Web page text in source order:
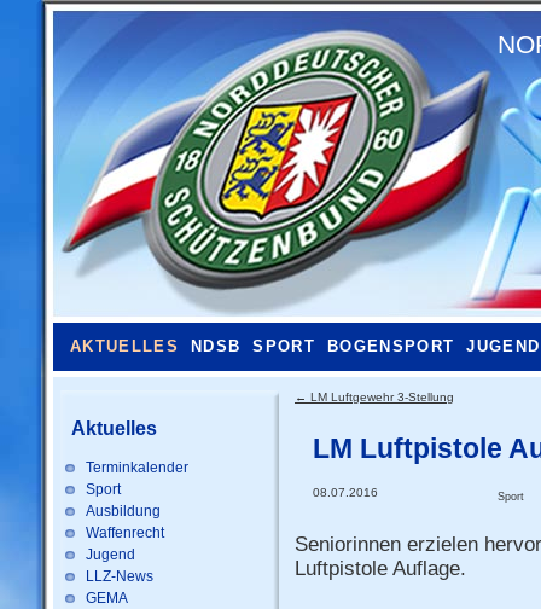
AKTUELLES NDSB SPORT BOGENSPORT JUGEND
Aktuelles
Terminkalender
Sport
Ausbildung
Waffenrecht
Jugend
LLZ-News
GEMA
← LM Luftgewehr 3-Stellung
LM Luftpistole
08.07.2016 Sport
Seniorinnen erzielen
Luftpistole Auflage.